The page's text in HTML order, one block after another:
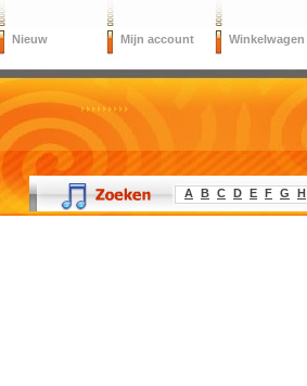
Nieuw Mijn account Winkelwagen
A B C D E F G H